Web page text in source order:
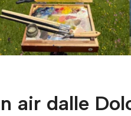
air dalle